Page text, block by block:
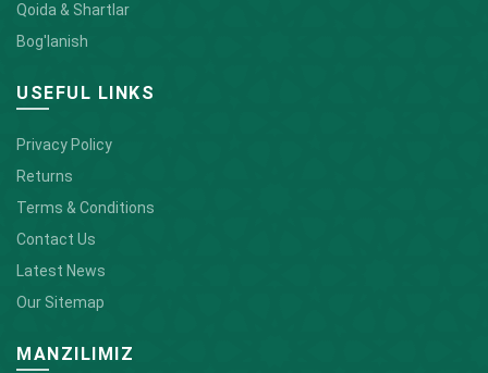
Qoida & Shartlar
Bog'lanish
USEFUL LINKS
Privacy Policy
Returns
Terms & Conditions
Contact Us
Latest News
Our Sitemap
MANZILIMIZ